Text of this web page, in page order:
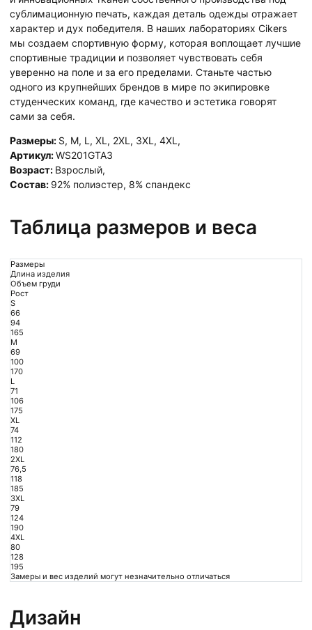
сублимационную печать, каждая деталь одежды отражает
характер и дух победителя. В наших лабораториях Cikers
мы создаем спортивную форму, которая воплощает лучшие
спортивные традиции и позволяет чувствовать себя
уверенно на поле и за его пределами. Станьте частью
одного из крупнейших брендов в мире по экипировке
студенческих команд, где качество и эстетика говорят
сами за себя.
Размеры: S, M, L , XL , 2XL , 3XL , 4XL ,
Артикул:WS201GTA3
Возраст: Взрослый,
Состав: 92% полиэстер, 8% спандекс
Таблица размеров и веса
Размеры
Длина изделия
Объем груди
Рост
S
66
94
165
M
69
100
170
L
71
106
175
XL
74
112
180
2XL
76,5
118
185
3XL
79
124
190
4XL
80
128
195
Замеры и вес изделий могут незначительно отличаться
Дизайн